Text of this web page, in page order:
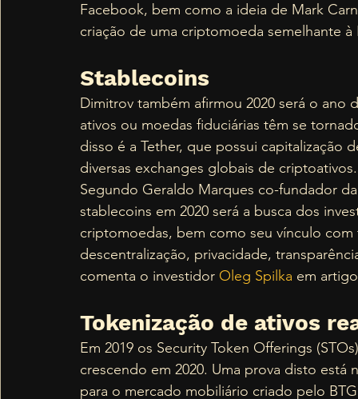
Facebook, bem como a ideia de Mark
criação de uma criptomoeda semelhante
Stablecoins
Dimitrov também afirmou 2020 será o ano
ativos ou moedas fiduciárias têm se
disso é a Tether, que possui capitalização
diversas exchanges globais de
Segundo Geraldo Marques co-fundador
stablecoins em 2020 será a busca dos
criptomoedas, bem como seu vínculo
descentralização, privacidade,
comenta o investidor Oleg Spilka em
Tokenização de ativos
Em 2019 os Security Token Offerings
crescendo em 2020. Uma prova disto
para o mercado mobiliário criado pelo